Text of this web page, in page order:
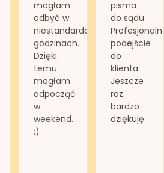
mogłam
odbyć w
niestandardowych
godzinach.
Dzięki
temu
mogłam
odpocząć
w
weekend.
:)
pisma
do sądu.
Profesjonalne
podejście
do
klienta.
Jeszcze
raz
bardzo
dziękuję.